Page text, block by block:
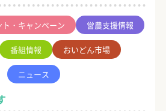
ト・キャンペーン 営農支援情報
番組情報 おいどん市場
ニュース